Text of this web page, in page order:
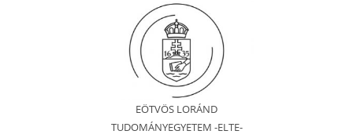
EÖTVÖS LORÁND
TUDOMÁNYEGYETEM -ELTE-